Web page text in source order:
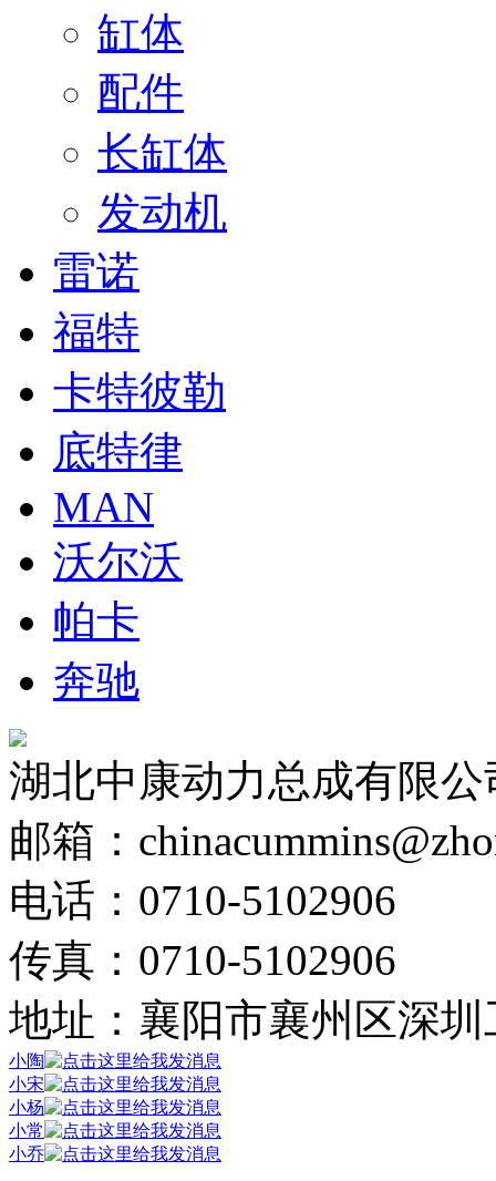
缸体
配件
长缸体
发动机
雷诺
福特
卡特彼勒
底特律
MAN
沃尔沃
帕卡
奔驰
湖北中康动力总成有限公
邮箱：
电话：0710-5102906
传真：0710-5102906
地址：襄阳市襄州区深
小陶
小宋
小杨
小常
小乔